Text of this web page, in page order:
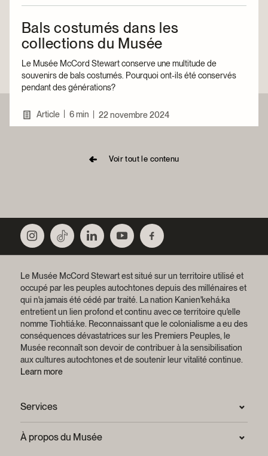
Bals costumés dans les
collections du Musée
Le Musée McCord Stewart conserve une multitude de
souvenirs de bals costumés. Pourquoi ont-ils été conservés
pendant des générations?
Article 6 min 22 novembre 2024
Voir tout le contenu
Le Musée McCord Stewart est situé sur un territoire utilisé et
occupé par les peuples autochtones depuis des millénaires et
qui n'a jamais été cédé par traité. La nation Kanien'kehá:ka
entretient un lien profond et continu avec ce territoire qu'elle
nomme Tiohtiá:ke. Reconnaissant que le colonialisme a eu des
conséquences dévastatrices sur les Premiers Peuples, le
Musée reconnaît son devoir de contribuer à la sensibilisation
aux cultures autochtones et de soutenir leur vitalité continue.
Learn more
Services
Salle de presse
À propos du Musée